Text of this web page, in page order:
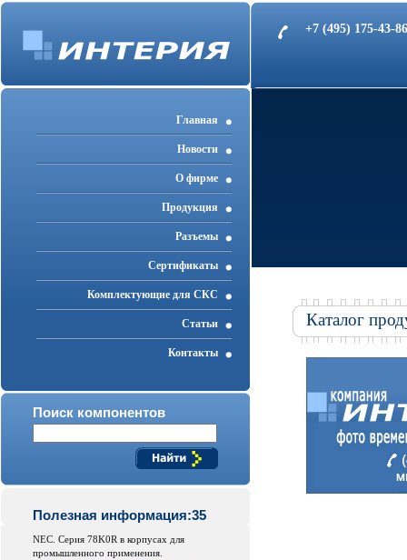
+7 (495) 175-43-
Главная
Новости
О фирме
Продукция
Разъемы
Cертификаты
Комплектующие для СКС
Статьи
Контакты
Поиск компонентов
Полезная информация:35
NEC. Серия 78K0R в корпусах для
промышленного применения.
Каталог